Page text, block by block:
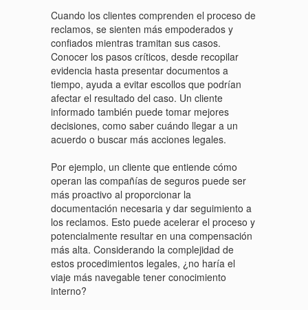
Cuando los clientes comprenden el proceso de
reclamos, se sienten más empoderados y
confiados mientras tramitan sus casos.
Conocer los pasos críticos, desde recopilar
evidencia hasta presentar documentos a
tiempo, ayuda a evitar escollos que podrían
afectar el resultado del caso. Un cliente
informado también puede tomar mejores
decisiones, como saber cuándo llegar a un
acuerdo o buscar más acciones legales.
Por ejemplo, un cliente que entiende cómo
operan las compañías de seguros puede ser
más proactivo al proporcionar la
documentación necesaria y dar seguimiento a
los reclamos. Esto puede acelerar el proceso y
potencialmente resultar en una compensación
más alta. Considerando la complejidad de
estos procedimientos legales, ¿no haría el
viaje más navegable tener conocimiento
interno?